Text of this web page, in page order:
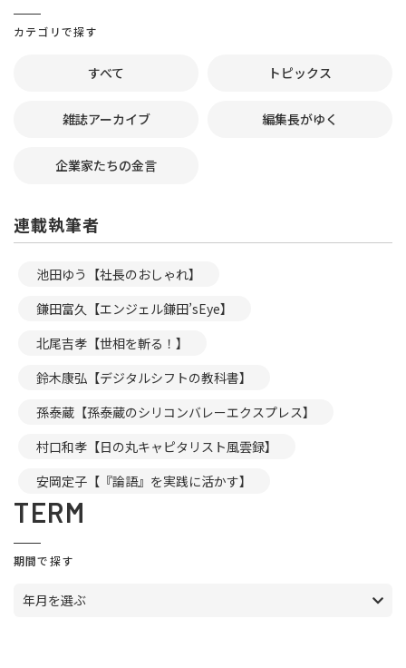
カテゴリで探す
すべて トピックス
雑誌アーカイブ 編集長がゆく
企業家たちの金言
連載執筆者
池田ゆう【社長のおしゃれ】
鎌田富久【エンジェル鎌田’sEye】
北尾吉孝【世相を斬る！】
鈴木康弘【デジタルシフトの教科書】
孫泰蔵【孫泰蔵のシリコンバレーエクスプレス】
村口和孝【日の丸キャピタリスト風雲録】
安岡定子【『論語』を実践に活かす】
TERM
期間で探す
年月を選ぶ